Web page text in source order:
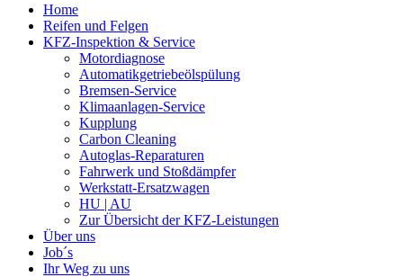
Home
Reifen und Felgen
KFZ-Inspektion & Service
Motordiagnose
Automatikgetriebeölspülung
Bremsen-Service
Klimaanlagen-Service
Kupplung
Carbon Cleaning
Autoglas-Reparaturen
Fahrwerk und Stoßdämpfer
Werkstatt-Ersatzwagen
HU | AU
Zur Übersicht der KFZ-Leistungen
Über uns
Job´s
Ihr Weg zu uns